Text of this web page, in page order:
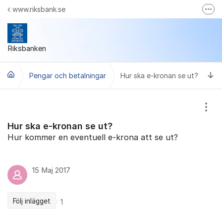
Hoppa till innehåll
Riksbanken
www.riksbank.se
Facebook
Riksbanken Play
Pengar och betalningar Hur ska e-kronan se ut?
Hur ska e-kronan se ut?
Hur kommer en eventuell e-krona att se ut?
15 Maj 2017
Följ inlägget 1